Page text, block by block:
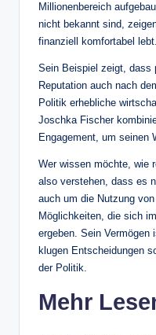
Millionenbereich
nicht bekannt sind,
finanziell komfortabel lebt.
Sein Beispiel zeigt, dass
Reputation auch nach
Politik erhebliche
Joschka Fischer
Engagement, um seinen
Wer wissen möchte, wie
also verstehen, dass es
auch um die Nutzung
Möglichkeiten, die sich
ergeben. Sein Vermögen
klugen Entscheidungen
der Politik.
Mehr